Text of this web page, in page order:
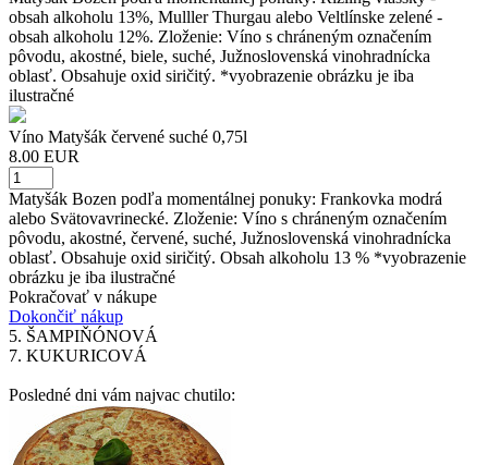
obsah alkoholu 13%, Mulller Thurgau alebo Veltlínske zelené -
obsah alkoholu 12%. Zloženie: Víno s chráneným označením
pôvodu, akostné, biele, suché, Južnoslovenská vinohradnícka
oblasť. Obsahuje oxid siričitý. *vyobrazenie obrázku je iba
ilustračné
Víno Matyšák červené suché 0,75l
8.00 EUR
Matyšák Bozen podľa momentálnej ponuky: Frankovka modrá
alebo Svätovavrinecké. Zloženie: Víno s chráneným označením
pôvodu, akostné, červené, suché, Južnoslovenská vinohradnícka
oblasť. Obsahuje oxid siričitý. Obsah alkoholu 13 % *vyobrazenie
obrázku je iba ilustračné
Pokračovať v nákupe
Dokončiť nákup
5. ŠAMPIŇÓNOVÁ
7. KUKURICOVÁ
Posledné dni vám najvac chutilo: